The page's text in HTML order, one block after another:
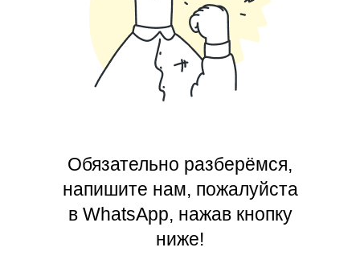
Обязательно разберёмся,
напишите нам, пожалуйста
в WhatsApp, нажав кнопку
ниже!